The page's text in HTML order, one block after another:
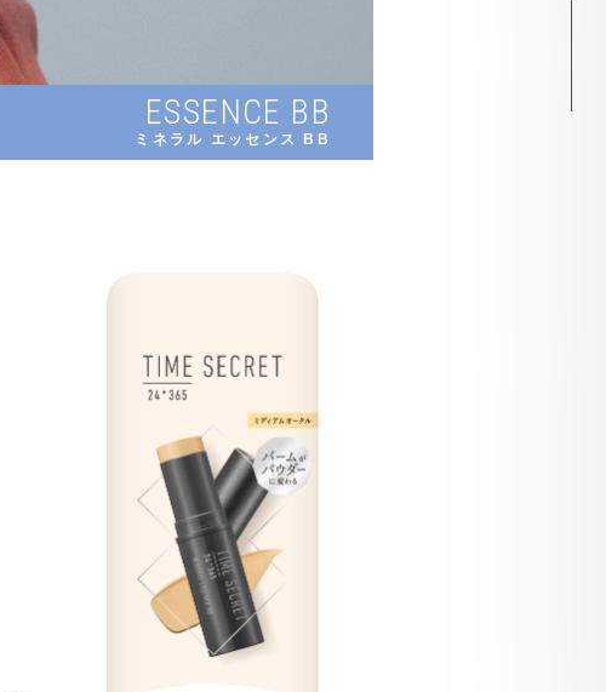
ESSENCE BB
ミネラル エッセンス BB